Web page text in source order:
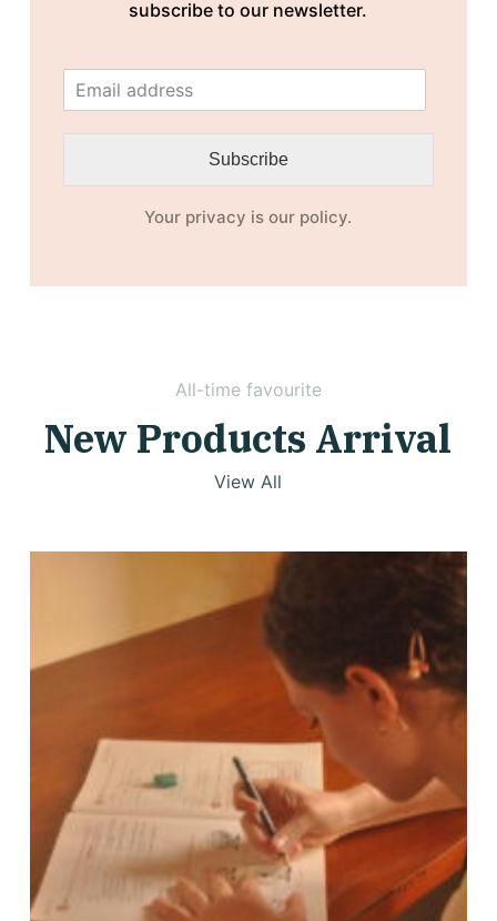
subscribe to our newsletter.
Subscribe
Your privacy is our policy.
All-time favourite
New Products Arrival
View All